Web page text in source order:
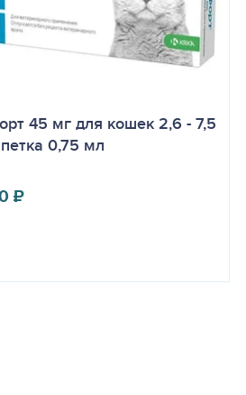
45 мг для кошек 2,6 - 7,5
0,75 мл
₽